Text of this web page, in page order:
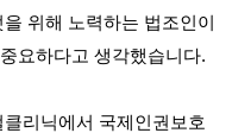
위해 노력하는 법조인이
요하다고 생각했습니다.
리닉에서 국제인권보호